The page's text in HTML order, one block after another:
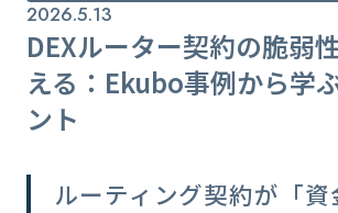
2026.5.13
DEXルーター契約の脆弱
える：Ekubo事例から学
ント
ルーティング契約が「資